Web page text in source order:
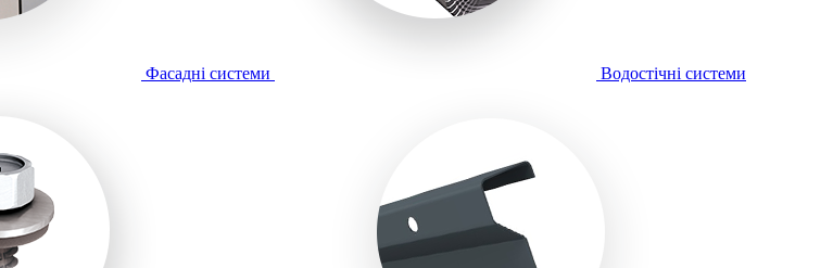
Фасадні системи Водостічні системи